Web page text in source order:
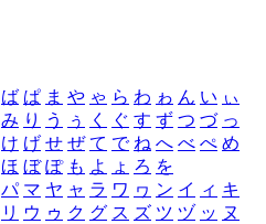
ば ぱ ま や ゃ ら わ ゎ ん い ぃ
み り う ぅ く ぐ す ず つ づ っ
け げ せ ぜ て で ね へ べ ぺ め
ほ ぼ ぽ も よ ょ ろ を
パ マ ヤ ャ ラ ワ ヮ ン イ ィ キ
リ ウ ゥ ク グ ス ズ ツ ヅ ッ ヌ